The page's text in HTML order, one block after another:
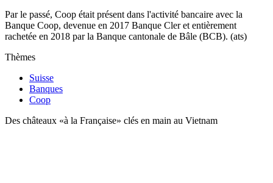
Par le passé, Coop était présent dans l'activité bancaire avec la
Banque Coop, devenue en 2017 Banque Cler et entièrement
rachetée en 2018 par la Banque cantonale de Bâle (BCB). (ats)
Thèmes
Suisse
Banques
Coop
Des châteaux «à la Française» clés en main au Vietnam